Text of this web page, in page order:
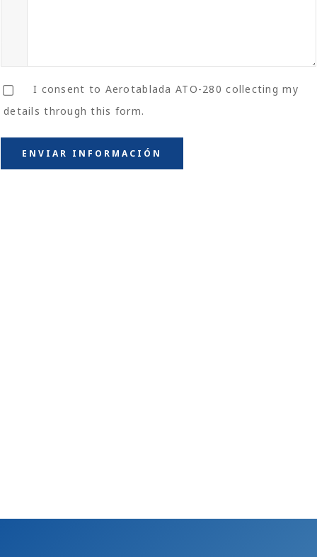
I consent to Aerotablada ATO-280 collecting my
details through this form.
ENVIAR INFORMACIÓN